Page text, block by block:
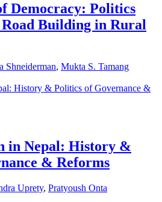
Democracy: Politics
Road Building in Rural
Shneiderman, Mukta S. Tamang
in Nepal: History &
& Reforms
Uprety, Pratyoush Onta